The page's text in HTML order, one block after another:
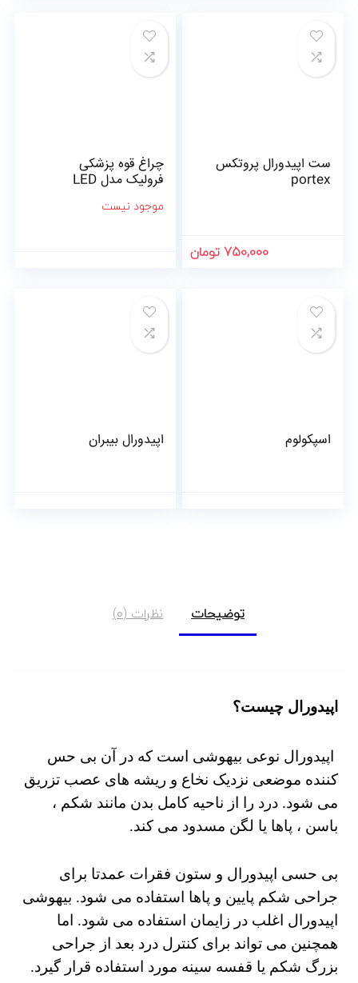
ست اپیدورال پروتکس
portex
750,000 تومان
چراغ قوه پزشکی
فرولیک مدل LED
موجود نیست
اسپکولوم اپیدورال بیبران
توضیحات نظرات (0)
اپیدورال چیست؟
اپیدورال نوعی بیهوشی است که در آن بی حس
کننده موضعی نزدیک نخاع و ریشه های عصب تزریق
می شود. درد را از ناحیه کامل بدن مانند شکم ،
باسن ، پاها یا لگن مسدود می کند.
بی حسی اپیدورال و ستون فقرات عمدتا برای
جراحی شکم پایین و پاها استفاده می شود. بیهوشی
اپیدورال اغلب در زایمان استفاده می شود. اما
همچنین می تواند برای کنترل درد بعد از جراحی
بزرگ شکم یا قفسه سینه مورد استفاده قرار گیرد.